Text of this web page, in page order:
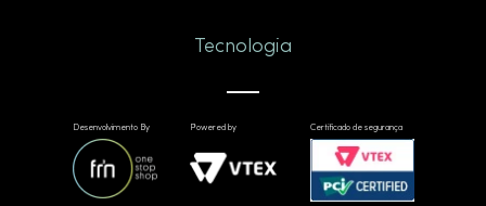
Tecnologia
Desenvolvimento By Powered by Certificado de segurança